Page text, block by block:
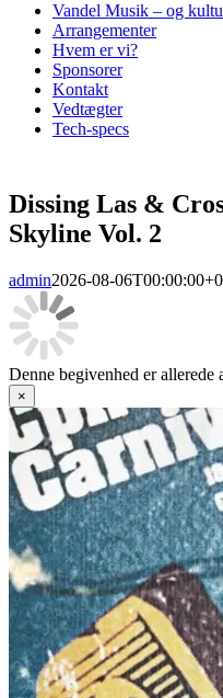
Vandel Musik – og
Arrangementer
Hvem er vi?
Sponsorer
Kontakt
Vedtægter
Tech-specs
Dissing Las &
Skyline Vol. 2
admin2026-08-
Denne begivenhed er allerede
×